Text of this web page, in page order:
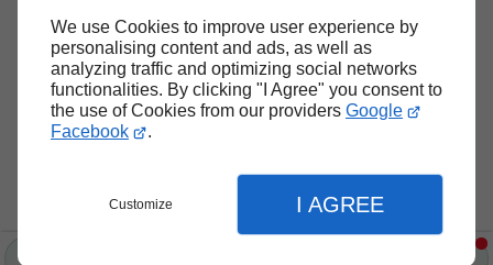
We use Cookies to improve user experience by
personalising content and ads, as well as
analyzing traffic and optimizing social networks
functionalities. By clicking "I Agree" you consent to
the use of Cookies from our providers Google
Facebook
.
Customize I AGREE
Haut de page